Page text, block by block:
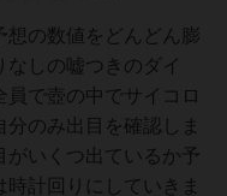
想の数値をどんどん膨
なしの嘘つきのダイ
員で壺の中でサイコロ
のみ出目を確認しま
がいくつ出ているか予
計回りにしていきま